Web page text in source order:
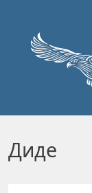
Диде